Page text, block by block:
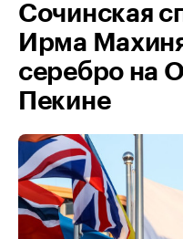
Сочинская
Ирма
серебро на
Пекине